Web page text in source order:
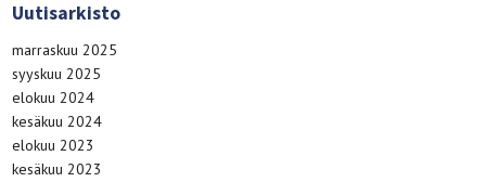
Uutisarkisto
marraskuu 2025
syyskuu 2025
elokuu 2024
kesäkuu 2024
elokuu 2023
kesäkuu 2023